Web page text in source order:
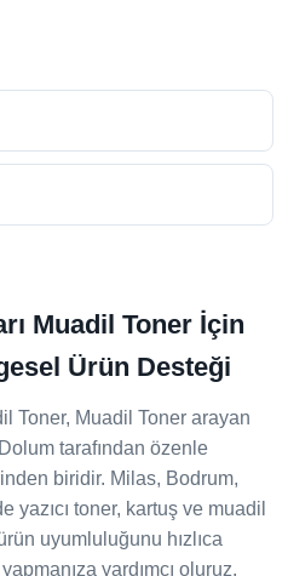
Muadil Toner İçin
Ürün Desteği
Toner, Muadil Toner arayan
tarafından özenle
biridir. Milas, Bodrum,
yazıcı toner, kartuş ve muadil
uyumluluğunu hızlıca
yardımcı oluruz.